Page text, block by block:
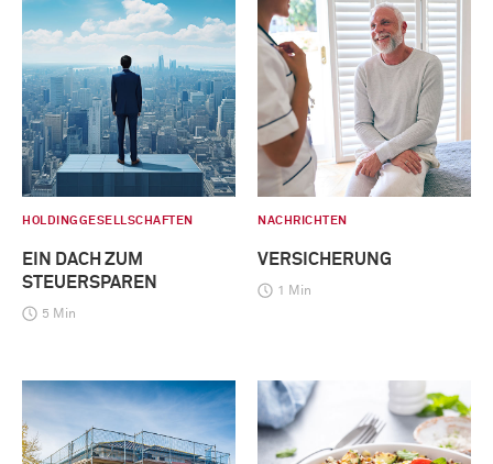
HOLDINGGESELLSCHAFTEN
EIN DACH ZUM
STEUERSPAREN
5 Min
NACHRICHTEN
VERSICHERUNG
1 Min